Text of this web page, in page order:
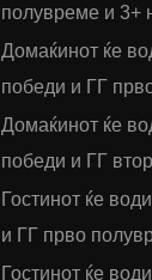
полувреме и 3+
Домаќинот ќе
победи и ГГ
Домаќинот ќе
победи и ГГ
Гостинот ќе
и ГГ прво
Гостинот ќе